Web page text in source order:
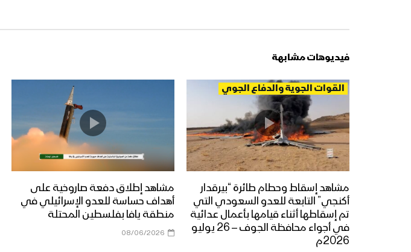
فيديوهات مشابهة
القوات الجوية والدفاع الجوي
مشاهد إسقاط وحطام طائرة “بيرقدار
أكنجي” التابعة للعدو السعودي التي
تم إسقاطها أثناء قيامها بأعمال عدائية
في أجواء محافظة الجوف – 26 يوليو
2026م
مشاهد إطلاق دفعة صاروخية على
أهداف حساسة للعدو الإسرائيلي في
منطقة يافا بفلسطين المحتلة
08/06/2026